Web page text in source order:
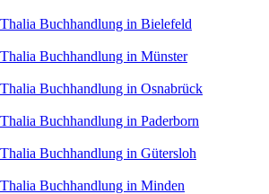
Thalia Buchhandlung in Bielefeld
Thalia Buchhandlung in Münster
Thalia Buchhandlung in Osnabrück
Thalia Buchhandlung in Paderborn
Thalia Buchhandlung in Gütersloh
Thalia Buchhandlung in Minden